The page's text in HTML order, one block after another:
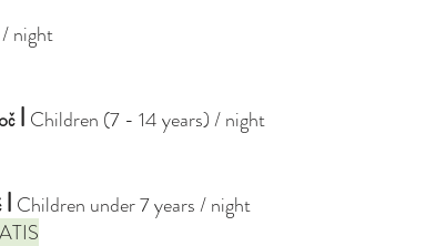
night
I Children (7 - 14 years) / night
I Children under 7 years / night